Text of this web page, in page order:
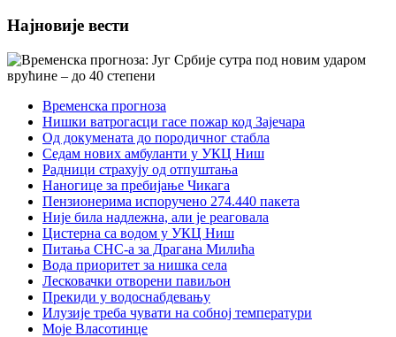
Најновије вести
Временска прогноза
Нишки ватрогасци гасе пожар код Зајечара
Од докумената до породичног стабла
Седам нових амбуланти у УКЦ Ниш
Радници страхују од отпуштања
Наногице за пребијање Чикага
Пензионерима испоручено 274.440 пакета
Није била надлежна, али је реаговала
Цистерна са водом у УКЦ Ниш
Питања СНС-а за Драгана Милића
Вода приоритет за нишка села
Лесковачки отворени павиљон
Прекиди у водоснабдевању
Илузије треба чувати на собној температури
Моје Власотинце